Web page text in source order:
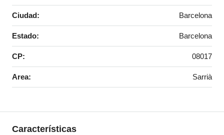
Ciudad: Barcelona
Estado: Barcelona
CP: 08017
Area: Sarrià
Características